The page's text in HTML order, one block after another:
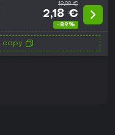
19,99 €
2,18 €
-89%
copy